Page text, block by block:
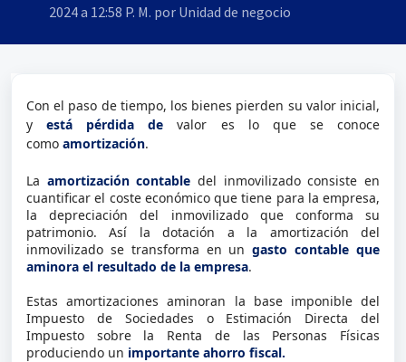
2024 a 12:58 P. M. por Unidad de negocio
Con el paso de tiempo, los bienes pierden su valor inicial,
yestá pérdida devalor es lo que se conoce
como amortización.
La amortización contable del inmovilizado consiste en
cuantificar el coste económico que tiene para la empresa,
la depreciación del inmovilizado que conforma su
patrimonio. Así la dotación a la amortización del
inmovilizado se transforma en ungasto contable que
aminora el resultado de la empresa.
Estas amortizaciones aminoran la base imponible del
Impuesto de Sociedades o Estimación Directa del
Impuesto sobre la Renta de las Personas Físicas
produciendo un importante ahorro fiscal.